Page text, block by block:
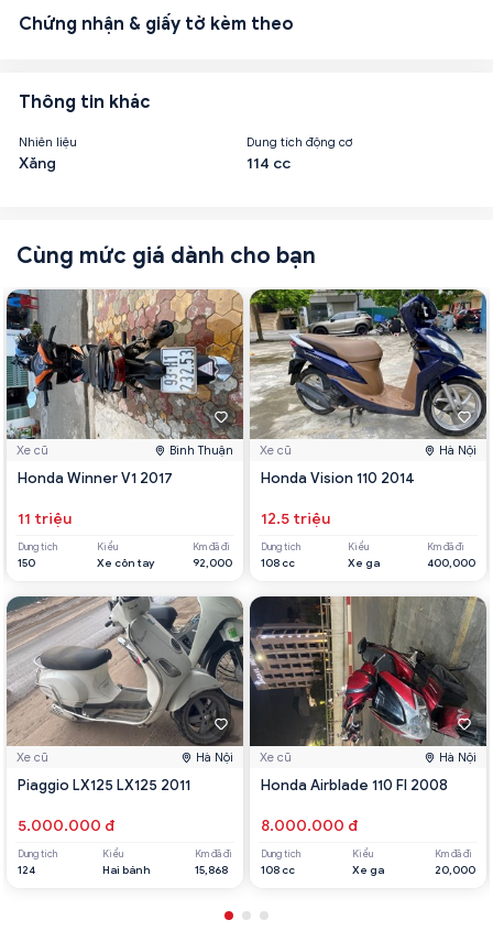
Chứng nhận & giấy tờ kèm theo
Thông tin khác
Nhiên liệu
Xăng
Dung tích động cơ
114 cc
Cùng mức giá dành cho bạn
Xe cũ Bình Thuận
Honda Winner V1 2017
11 triệu
Dung tích
150
Kiểu
Xe côn tay
Km đã đi
92,000
Xe cũ Hà Nội
Piaggio LX125 LX125 2011
5.000.000 đ
Dung tích
124
Kiểu
Hai bánh
Km đã đi
15,868
Xe cũ Hà Nội
Honda Vision 110 2014
12.5 triệu
Dung tích
108 cc
Kiểu
Xe ga
Km đã đi
400,000
Xe cũ Hà Nội
Honda Airblade 110 FI 2008
8.000.000 đ
Dung tích
108 cc
Kiểu
Xe ga
Km đã đi
20,000